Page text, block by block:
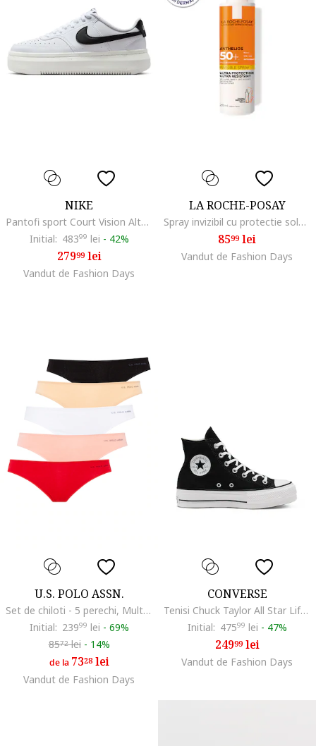
NIKE
Pantofi sport Court Vision Alta din piele si piele ecologica, Alb/Negru/Alb optic
Initial: 48399 lei - 42%
27999lei
Vandut de Fashion Days
LA ROCHE-POSAY
Spray invizibil cu protectie solara pentru corp ANTHELIOS SPF ., 50 SPF
8599lei
Vandut de Fashion Days
U.S. POLO ASSN.
Set de chiloti - 5 perechi, Multicolor
Initial: 23999 lei - 69%
8572lei - 14%
de la 7328lei
Vandut de Fashion Days
CONVERSE
Tenisi Chuck Taylor All Star Lift Hi, Negru
Initial: 47599 lei - 47%
24999lei
Vandut de Fashion Days